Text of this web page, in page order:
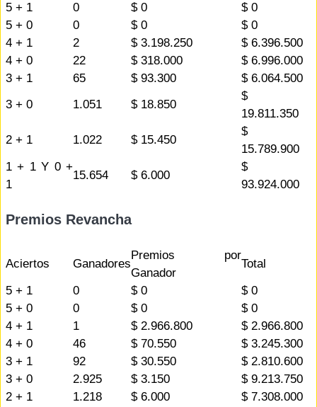
5 + 1
0 $ 0
$ 0
5 + 0
0 $ 0
$ 0
4 + 1
2 $ 3.198.250
$ 6.396.500
4 + 0
22 $ 318.000
$ 6.996.000
3 + 1
65 $ 93.300
$ 6.064.500
3 + 0
1.051 $ 18.850
$
19.811.350
2 + 1
1.022 $ 15.450
$
15.789.900
1 + 1 Y 0 +
1
15.654 $ 6.000
$
93.924.000
Premios Revancha
Aciertos Ganadores
Premios por
Ganador
Total
5 + 1
0 $ 0
$ 0
5 + 0
0 $ 0
$ 0
4 + 1
1 $ 2.966.800
$ 2.966.800
4 + 0
46 $ 70.550
$ 3.245.300
3 + 1
92 $ 30.550
$ 2.810.600
3 + 0
2.925 $ 3.150
$ 9.213.750
2 + 1
1.218 $ 6.000
$ 7.308.000